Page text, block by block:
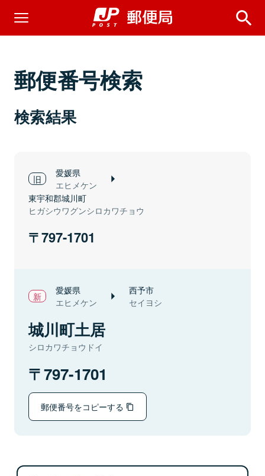
郵便番号検索
検索結果
愛媛県
エヒメケン
東宇和郡城川町
ヒガシウワグンシロカワチョウ
797-1701
愛媛県
エヒメケン
西予市
セイヨシ
城川町土居
シロカワチョウドイ
797-1701
郵便番号をコピーする